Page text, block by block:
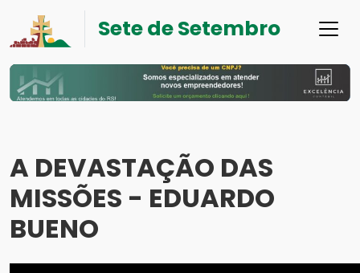
Sete de Setembro
A DEVASTAÇÃO DAS
MISSÕES - EDUARDO
BUENO